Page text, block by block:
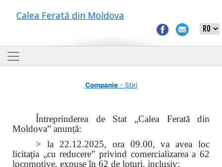
Calea Ferată din Moldova
Companie- Știri
Întreprinderea de Stat „Calea Ferată din
Moldova” anunță:
> la 22.12.2025, ora 09.00, va avea loc
licitaţia „cu reducere” privind comercializarea a 62
locomotive, expuse în 62 de loturi, inclusiv: